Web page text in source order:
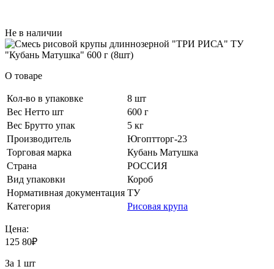
Не в наличии
О товаре
Кол-во в упаковке
8 шт
Вес Нетто шт
600 г
Вес Брутто упак
5 кг
Производитель
Югоптторг-23
Торговая марка
Кубань Матушка
Страна
РОССИЯ
Вид упаковки
Короб
Нормативная документация ТУ
Категория
Рисовая крупа
Цена:
125 80₽
За 1 шт